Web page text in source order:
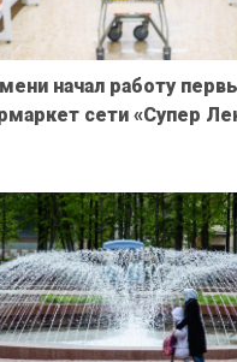
начал работу
сети «Супер